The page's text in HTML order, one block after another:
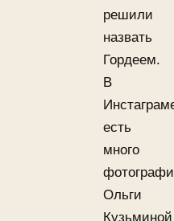
решили
назвать
Гордеем.
В
есть
много
Ольги
Кузьминой